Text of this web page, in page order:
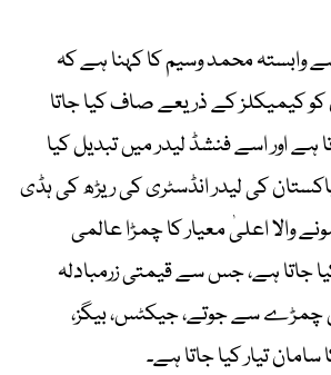
وابستہ محمد وسیم کا کہنا ہے کہ
کو کیمیکلز کے ذریعے صاف کیا جاتا
ہے اور اسے فنشڈ لیدر میں تبدیل کیا
کی لیدر انڈسٹری کی ریڑھ کی ہڈی
والا اعلیٰ معیار کا چمڑا عالمی
جاتا ہے، جس سے قیمتی زرمبادلہ
سے جوتے، جیکٹس، بیگز،
تیار کیا جاتا ہے۔